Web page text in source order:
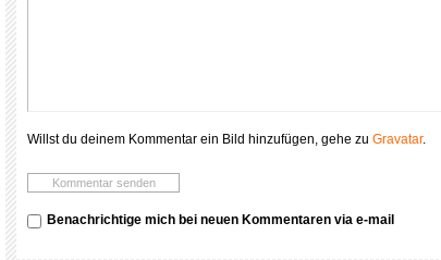
Willst du deinem Kommentar ein Bild hinzufügen, gehe zu Gravatar.
Benachrichtige mich bei neuen Kommentaren via e-mail